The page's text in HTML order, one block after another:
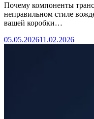
Почему компоненты
неправильном стиле
вашей коробки…
05.05.202611.02.2026